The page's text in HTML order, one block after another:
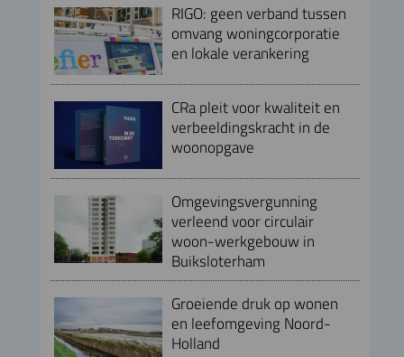
RIGO: geen verband tussen
omvang woningcorporatie
en lokale verankering
CRa pleit voor kwaliteit en
verbeeldingskracht in de
woonopgave
Omgevingsvergunning
verleend voor circulair
woon-werkgebouw in
Buiksloterham
Groeiende druk op wonen
en leefomgeving Noord-
Holland